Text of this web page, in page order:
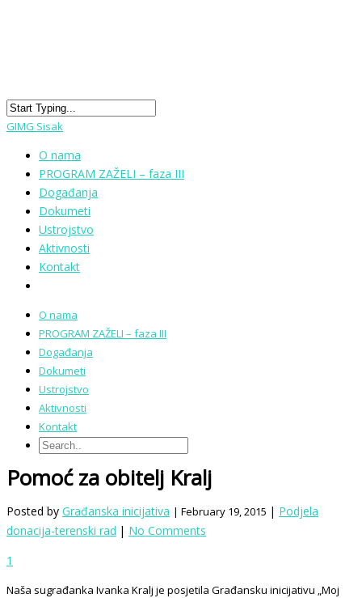
GIMG Sisak
O nama
PROGRAM ZAŽELI – faza III
Događanja
Dokumeti
Ustrojstvo
Aktivnosti
Kontakt
O nama
PROGRAM ZAŽELI – faza III
Događanja
Dokumeti
Ustrojstvo
Aktivnosti
Kontakt
Pomoć za obitelj Kralj
Posted by Građanska inicijativa | February 19, 2015 | Podjela
donacija-terenski rad | No Comments
1
Naša sugrađanka Ivanka Kralj je posjetila Građansku inicijativu „Moj